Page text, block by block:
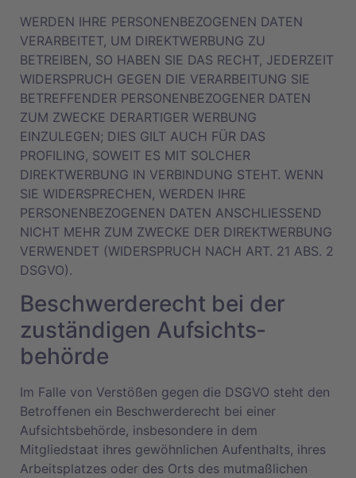
WERDEN IHRE PERSONENBEZOGENEN DATEN
VERARBEITET, UM DIREKTWERBUNG ZU
BETREIBEN, SO HABEN SIE DAS RECHT, JEDERZEIT
WIDERSPRUCH GEGEN DIE VERARBEITUNG SIE
BETREFFENDER PERSONENBEZOGENER DATEN
ZUM ZWECKE DERARTIGER WERBUNG
EINZULEGEN; DIES GILT AUCH FÜR DAS
PROFILING, SOWEIT ES MIT SOLCHER
DIREKTWERBUNG IN VERBINDUNG STEHT. WENN
SIE WIDERSPRECHEN, WERDEN IHRE
PERSONENBEZOGENEN DATEN ANSCHLIESSEND
NICHT MEHR ZUM ZWECKE DER DIREKTWERBUNG
VERWENDET (WIDERSPRUCH NACH ART. 21 ABS. 2
DSGVO).
Beschwerde­recht bei der
zuständigen Aufsichts­
behörde
Im Falle von Verstößen gegen die DSGVO steht den
Betroffenen ein Beschwerderecht bei einer
Aufsichtsbehörde, insbesondere in dem
Mitgliedstaat ihres gewöhnlichen Aufenthalts, ihres
Arbeitsplatzes oder des Orts des mutmaßlichen